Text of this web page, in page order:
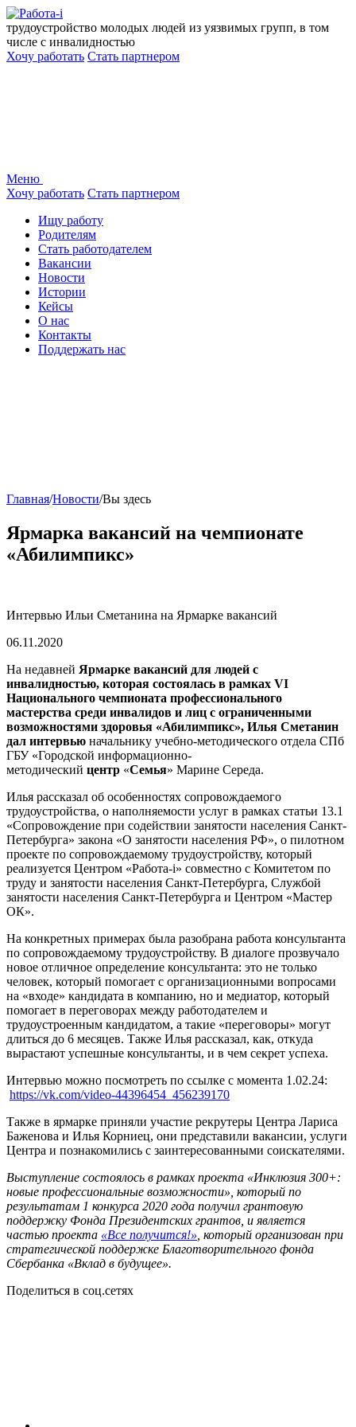
Перейти
к
содержанию
трудоустройство молодых людей из уязвимых групп, в том
числе с инвалидностью
Хочу работать Стать партнером
Меню
Хочу работать Стать партнером
Ищу работу
Родителям
Стать работодателем
Вакансии
Новости
Истории
Кейсы
О нас
Контакты
Поддержать нас
Главная/Новости/Вы здесь
Ярмарка вакансий на чемпионате
«Абилимпикс»
Интервью Ильи Сметанина на Ярмарке вакансий
06.11.2020
На недавней Ярмарке вакансий для людей с
инвалидностью, которая состоялась в рамках VI
Национального чемпионата профессионального
мастерства среди инвалидов и лиц с ограниченными
возможностями здоровья «Абилимпикс», Илья Сметанин
дал интервью начальнику учебно-методического отдела СПб
ГБУ «Городской информационно-
методический центр «Семья» Марине Середа.
Илья рассказал об особенностях сопровождаемого
трудоустройства, о наполняемости услуг в рамках статьи 13.1
«Сопровождение при содействии занятости населения Санкт-
Петербурга» закона «О занятости населения РФ», о пилотном
проекте по сопровождаемому трудоустройству, который
реализуется Центром «Работа-i» совместно с Комитетом по
труду и занятости населения Санкт-Петербурга, Службой
занятости населения Санкт-Петербурга и Центром «Мастер
ОК».
На конкретных примерах была разобрана работа консультанта
по сопровождаемому трудоустройству. В диалоге прозвучало
новое отличное определение консультанта: это не только
человек, который помогает с организационными вопросами
на «входе» кандидата в компанию, но и медиатор, который
помогает в переговорах между работодателем и
трудоустроенным кандидатом, а такие «переговоры» могут
длиться до 6 месяцев. Также Илья рассказал, как, откуда
вырастают успешные консультанты, и в чем секрет успеха.
Интервью можно посмотреть по ссылке с момента 1.02.24:
https://vk.com/video-44396454_456239170
Также в ярмарке приняли участие рекрутеры Центра Лариса
Баженова и Илья Корниец, они представили вакансии, услуги
Центра и познакомились с заинтересованными соискателями.
Выступление состоялось в рамках проекта «Инклюзия 300+:
новые профессиональные возможности», который по
результатам 1 конкурса 2020 года получил грантовую
поддержку Фонда Президентских грантов, и является
частью проекта «Все получится!» , который организован при
стратегической поддержке Благотворительного фонда
Сбербанка «Вклад в будущее».
Поделиться в соц.сетях